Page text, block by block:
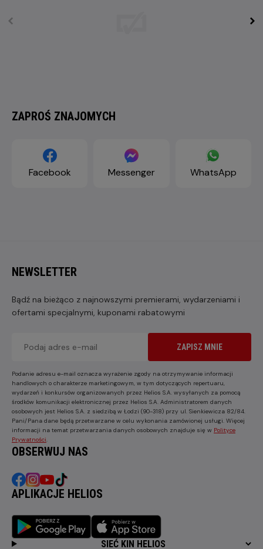
ZAPROŚ ZNAJOMYCH
Facebook Messenger WhatsApp
NEWSLETTER
Bądź na bieżąco z najnowszymi premierami, wydarzeniami i
ofertami specjalnymi, kuponami rabatowymi
ZAPISZ MNIE
Podanie adresu e-mail oznacza wyrażenie zgody na otrzymywanie informacji
handlowych o charakterze marketingowym, w tym dotyczących repertuaru,
wydarzeń i konkursów organizowanych przez Helios S.A. wysyłanych za pomocą
środków komunikacji elektronicznej przez Helios S.A. Administratorem danych
osobowych jest Helios S.A. z siedzibą w Łodzi (90-318) przy ul. Sienkiewicza 82/84.
Pani/Pana dane będą przetwarzane w celu wykonania zamówionej usługi. Więcej
informacji na temat przetwarzania danych osobowych znajduje się w Polityce
Prywatności
OBSERWUJ NAS
APLIKACJE HELIOS
SIEĆ KIN HELIOS